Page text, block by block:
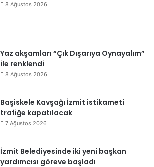
8 Ağustos 2026
Yaz akşamları “Çık Dışarıya Oynayalım”
ile renklendi
8 Ağustos 2026
Başiskele Kavşağı İzmit istikameti
trafiğe kapatılacak
7 Ağustos 2026
İzmit Belediyesinde iki yeni başkan
yardımcısı göreve başladı